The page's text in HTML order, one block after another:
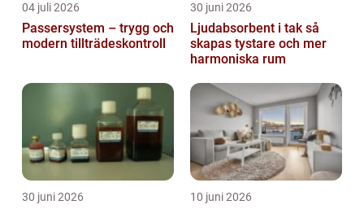
04 juli 2026
Passersystem – trygg och
modern tillträdeskontroll
30 juni 2026
Ljudabsorbent i tak så
skapas tystare och mer
harmoniska rum
30 juni 2026 10 juni 2026